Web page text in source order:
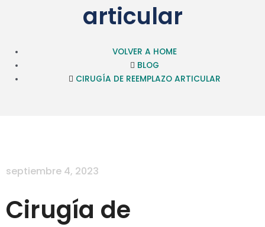
articular
VOLVER A HOME
BLOG
CIRUGÍA DE REEMPLAZO ARTICULAR
septiembre 4, 2023
Cirugía de